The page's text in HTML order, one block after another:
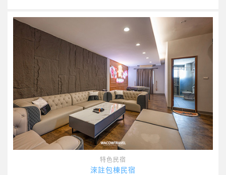
特色民宿
淶註包棟民宿